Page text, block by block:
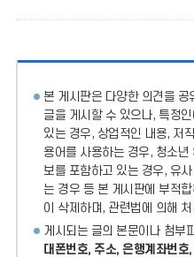
본 게시판은 다양한 의견을 공
글을 게시할 수 있으나, 특정
있는 경우, 상업적인 내용, 저
용어를 사용하는 경우, 청소
보를 포함하고 있는 경우, 유
는 경우 등 본 게시판에 부적
이 삭제하며, 관련법에 의해
게시되는 글의 본문이나 첨부
대폰번호, 주소, 은행계좌번